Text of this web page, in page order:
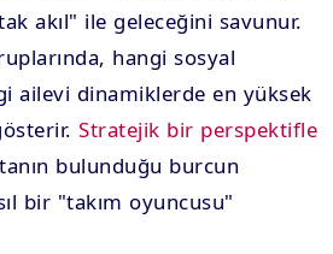
akıl" ile geleceğini savunur.
hangi sosyal
ailevi dinamiklerde en yüksek
Stratejik bir perspektifle
bulunduğu burcun
bir "takım oyuncusu"